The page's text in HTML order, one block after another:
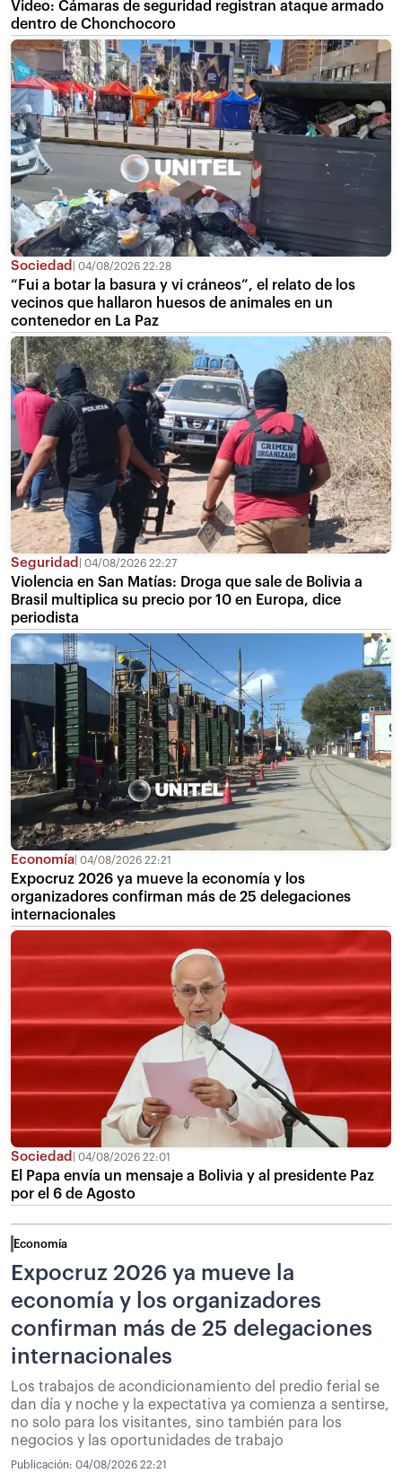
Video: Cámaras de seguridad registran ataque armado
dentro de Chonchocoro
Sociedad 04/08/2026 22:28
“Fui a botar la basura y vi cráneos”, el relato de los
vecinos que hallaron huesos de animales en un
contenedor en La Paz
Seguridad 04/08/2026 22:27
Violencia en San Matías: Droga que sale de Bolivia a
Brasil multiplica su precio por 10 en Europa, dice
periodista
Economía 04/08/2026 22:21
Expocruz 2026 ya mueve la economía y los
organizadores confirman más de 25 delegaciones
internacionales
Sociedad 04/08/2026 22:01
El Papa envía un mensaje a Bolivia y al presidente Paz
por el 6 de Agosto
Economía
Expocruz 2026 ya mueve la
economía y los organizadores
confirman más de 25 delegaciones
internacionales
Los trabajos de acondicionamiento del predio ferial se
dan día y noche y la expectativa ya comienza a sentirse,
no solo para los visitantes, sino también para los
negocios y las oportunidades de trabajo
Publicación: 04/08/2026 22:21